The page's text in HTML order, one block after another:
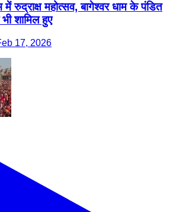
में रुद्राक्ष महोत्सव, बागेश्वर धाम के पंडित
शामिल हुए
17, 2026